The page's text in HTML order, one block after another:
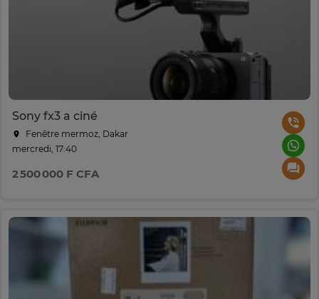
Sony fx3 a ciné
Fenêtre mermoz, Dakar
mercredi, 17:40
2 500 000 F CFA